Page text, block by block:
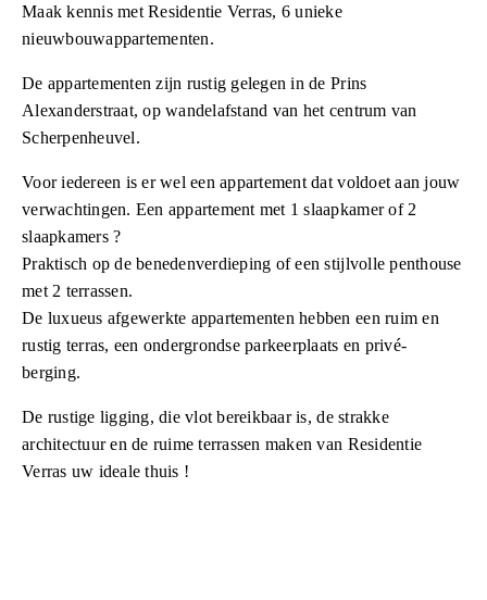
Maak kennis met Residentie Verras, 6 unieke
nieuwbouwappartementen.
De appartementen zijn rustig gelegen in de Prins
Alexanderstraat, op wandelafstand van het centrum van
Scherpenheuvel.
Voor iedereen is er wel een appartement dat voldoet aan jouw
verwachtingen. Een appartement met 1 slaapkamer of 2
slaapkamers ?
Praktisch op de benedenverdieping of een stijlvolle penthouse
met 2 terrassen.
De luxueus afgewerkte appartementen hebben een ruim en
rustig terras, een ondergrondse parkeerplaats en privé-
berging.
De rustige ligging, die vlot bereikbaar is, de strakke
architectuur en de ruime terrassen maken van Residentie
Verras uw ideale thuis !